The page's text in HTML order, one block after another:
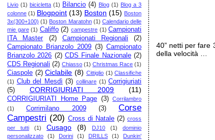
Livio (1) bicicletta (1) Bilancio (4) Blog (1) Blog a 3
colonne (1) Blogpoint (13) Boston (15) Boston
3x(300+100) (1) Boston Maratohn (1) Calendario delle
mie gare (1) Califfo (2) campestre (1) Campionati
ITA Master
(2) Campionati Regionali
(2)
Campionato Brianzolo 2009 (3) Campionato
Brianzolo 2026 (2) CDS Finale Nazionale (2)
CDS Regionali (2) Chiasso (1) Christmas Race (1)
Ciaspole (2) Ciclabile (8) Cittiglio (1) Classifiche
(1) Club del Mesdì (3) collinare (1) Corrigiuriati
(5)
CORRIGIURIATI 2009 (11)
CORRIGIURIATI Home Page (3)
Corrilambro
(1)
Corrimilano 2009 (3)
Corse
Campestri (20) Cross di Natale (2) cross
per tutti
(1) Cusago (8) DJ10 (1)
dominio
personalizzato
(1) Dorini (1) DRILLS (1)
Dunkin'
40” netti per fare
della velocità …